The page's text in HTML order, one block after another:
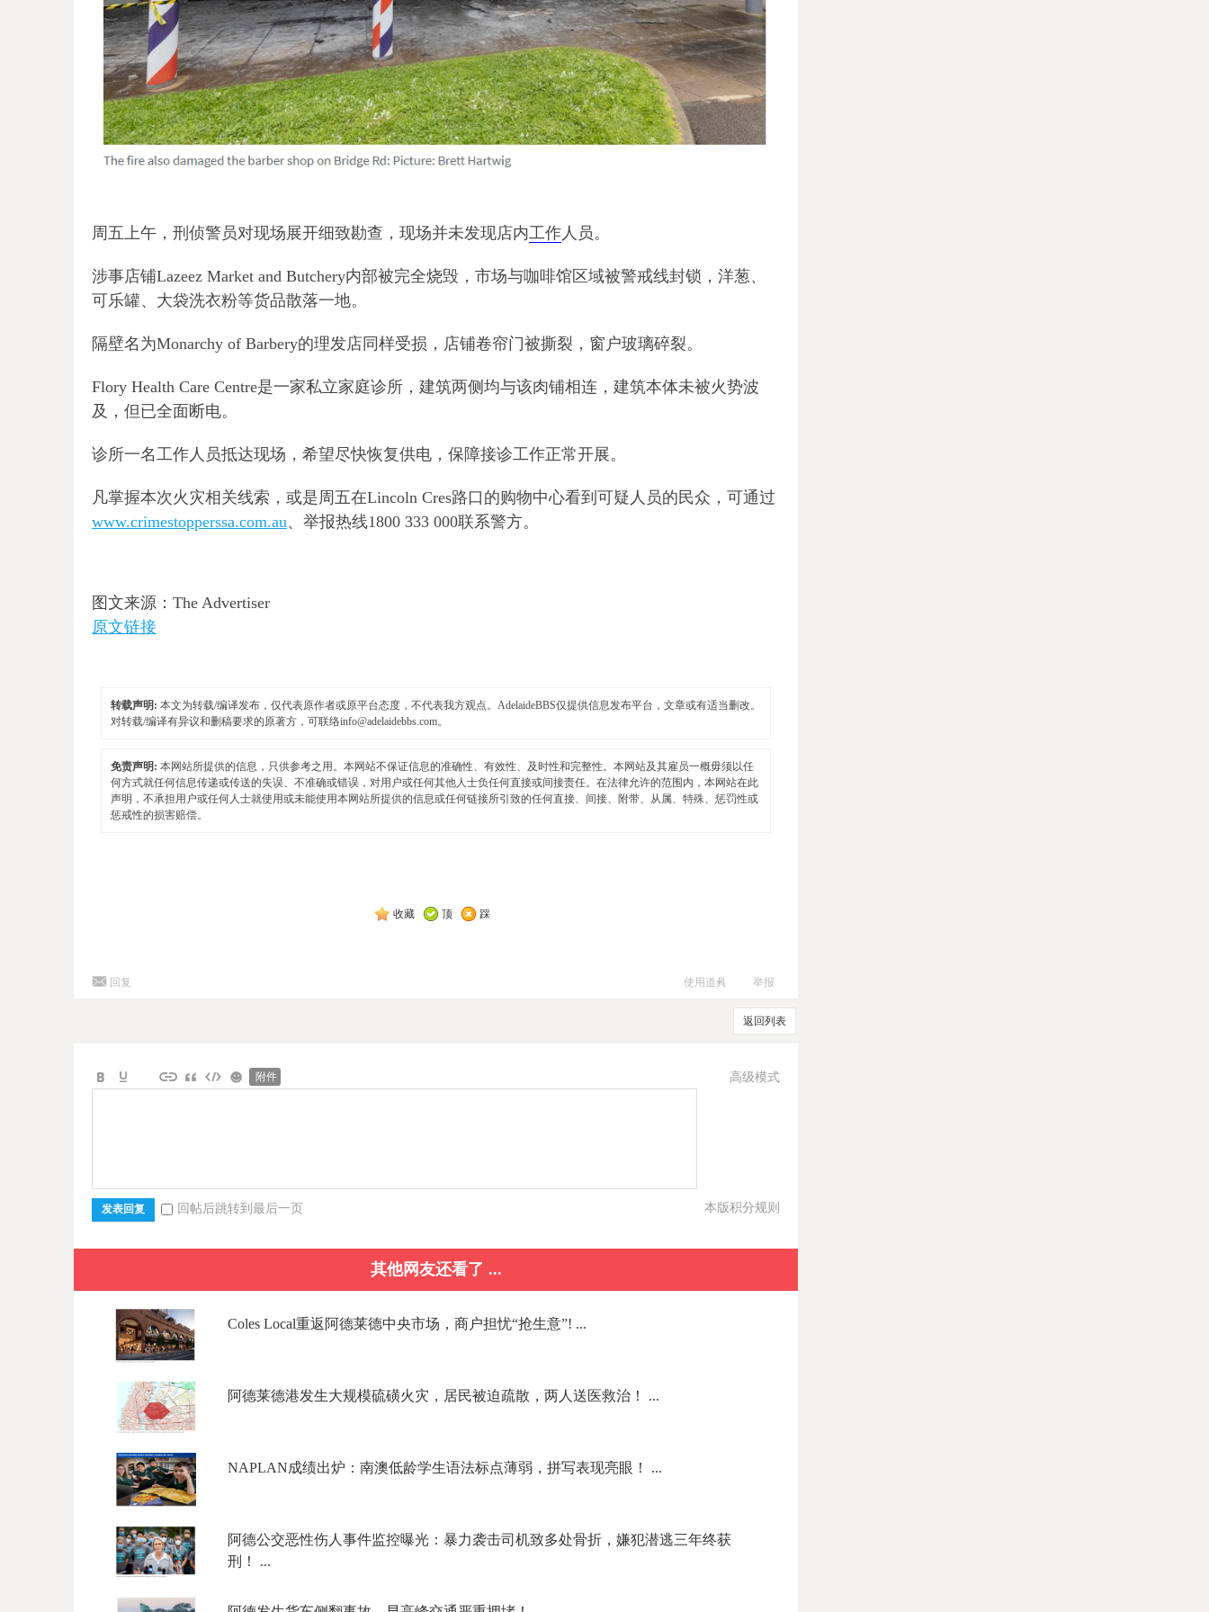
周五上午，刑侦警员对现场展开细致勘查，现场并未发现店内工作人员。
涉事店铺Lazeez Market and Butchery内部被完全烧毁，市场与咖啡馆区域被警戒线封锁，洋葱、
可乐罐、大袋洗衣粉等货品散落一地。
隔壁名为Monarchy of Barbery的理发店同样受损，店铺卷帘门被撕裂，窗户玻璃碎裂。
Flory Health Care Centre是一家私立家庭诊所，建筑两侧均与该肉铺相连，建筑本体未被火势波
及，但已全面断电。
诊所一名工作人员抵达现场，希望尽快恢复供电，保障接诊工作正常开展。
凡掌握本次火灾相关线索，或是周五在Lincoln Cres路口的购物中心看到可疑人员的民众，可通过
www.crimestopperssa.com.au、举报热线1800 333 000联系警方。
图文来源：The Advertiser
原文链接
转载声明: 本文为转载/编译发布，仅代表原作者或原平台态度，不代表我方观点。AdelaideBBS仅提供信息发布平台，文章或有适当删改。
对转载/编译有异议和删稿要求的原著方，可联络info@adelaidebbs.com。
免责声明: 本网站所提供的信息，只供参考之用。本网站不保证信息的准确性、有效性、及时性和完整性。本网站及其雇员一概毋须以任
何方式就任何信息传递或传送的失误、不准确或错误，对用户或任何其他人士负任何直接或间接责任。在法律允许的范围内，本网站在此
声明，不承担用户或任何人士就使用或未能使用本网站所提供的信息或任何链接所引致的任何直接、间接、附带、从属、特殊、惩罚性或
惩戒性的损害赔偿。
收藏 顶 踩
回复 使用道具 举报
返回列表
高级模式
附件
本版积分规则
发表回复 回帖后跳转到最后一页
其他网友还看了 ...
Coles Local重返阿德莱德中央市场，商户担忧“抢生意”! ...
阿德莱德港发生大规模硫磺火灾，居民被迫疏散，两人送医救治！ ...
NAPLAN成绩出炉：南澳低龄学生语法标点薄弱，拼写表现亮眼！ ...
阿德公交恶性伤人事件监控曝光：暴力袭击司机致多处骨折，嫌犯潜逃三年终获
刑！ ...